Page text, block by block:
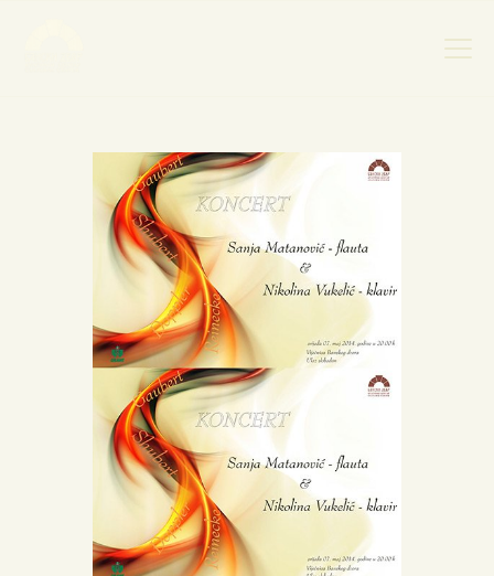
НАСЛОВНА
НОВОСТИ
НАЈАВА ДОГАЂАЈА
БАНСКИ ДВОР
ФОТОГРАФИЈЕ
ВИДЕО
КОНТАКТ